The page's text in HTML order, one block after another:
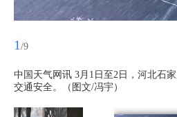
1 /9
中国天气网讯 3月1日至2日，河北石
交通安全。（图文/冯宇）